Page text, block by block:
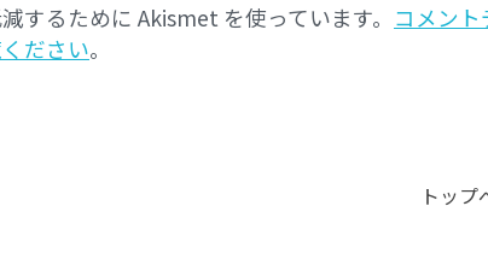
するために Akismet を使っています。 コメン
ださい。
トップ